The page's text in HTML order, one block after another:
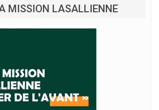
MISSION LASALLIENNE